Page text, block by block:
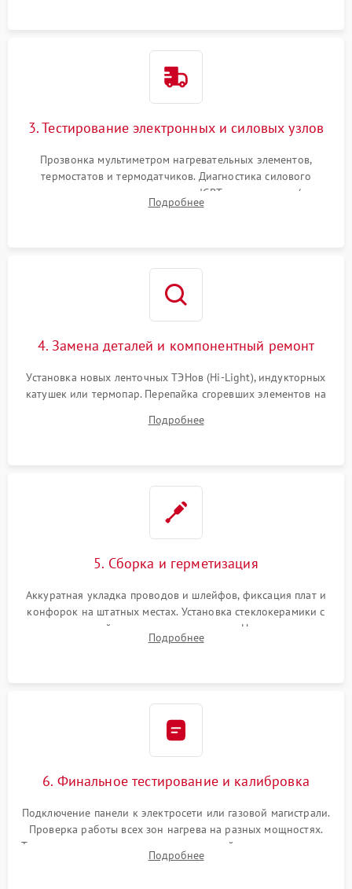
3. Тестирование электронных и силовых узлов
Прозвонка мультиметром нагревательных элементов,
термостатов и термодатчиков. Диагностика силового
модуля, реле, диодных мостов и IGBT-транзисторов (для
индукции). Проверка кранов и газ-контроля (для газовых
Подробнее
4. Замена деталей и компонентный ремонт
Установка новых ленточных ТЭНов (Hi-Light), индукторных
катушек или термопар. Перепайка сгоревших элементов на
дорожек. Очистка контактов и замена поврежденной
Подробнее
5. Сборка и герметизация
Аккуратная укладка проводов и шлейфов, фиксация плат и
конфорок на штатных местах. Установка стеклокерамики с
проверкой равномерности зазоров. Нанесение
термостойкого герметика или укладка уплотнительной
Подробнее
6. Финальное тестирование и калибровка
Подключение панели к электросети или газовой магистрали.
Проверка работы всех зон нагрева на разных мощностях.
Тестирование сенсорного управления, таймера, индикаторов
остаточного тепла и систем защиты от перегрева.
Подробнее